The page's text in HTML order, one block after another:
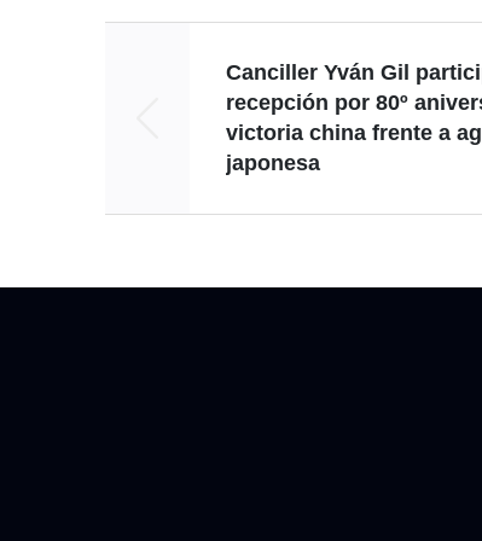
Canciller Yván Gil
recepción por 80º
victoria china frente a
japonesa